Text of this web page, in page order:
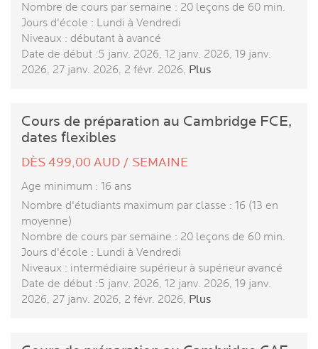
Nombre de cours par semaine : 20 leçons de 60 min.
Jours d'école : Lundi à Vendredi
Niveaux : débutant à avancé
Date de début :5 janv. 2026, 12 janv. 2026, 19 janv.
2026, 27 janv. 2026, 2 févr. 2026, Plus
Cours de préparation au Cambridge FCE,
dates flexibles
DÈS 499,00 AUD / SEMAINE
Age minimum : 16 ans
Nombre d'étudiants maximum par classe : 16 (13 en
moyenne)
Nombre de cours par semaine : 20 leçons de 60 min.
Jours d'école : Lundi à Vendredi
Niveaux : intermédiaire supérieur à supérieur avancé
Date de début :5 janv. 2026, 12 janv. 2026, 19 janv.
2026, 27 janv. 2026, 2 févr. 2026, Plus